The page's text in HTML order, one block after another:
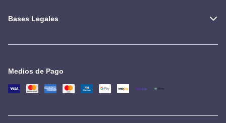
Bases Legales
Medios de Pago